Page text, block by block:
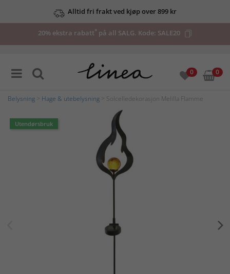
Alltid fri frakt ved kjøp over 899 kr
20% ekstra rabatt* på all SALG. Kode: SALE20
0 0
Belysning Hage & utebelysning > Solcelledekorasjon Melilla Flamme
Utendørsbruk